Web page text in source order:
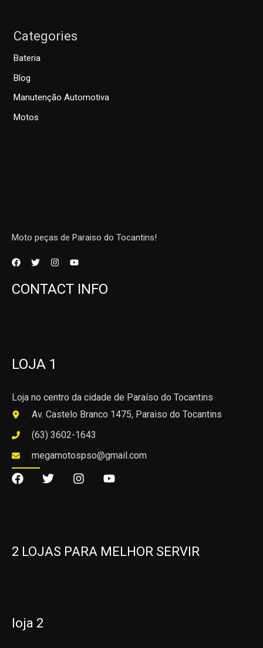
Categories
Bateria
Blog
Manutenção Automotiva
Motos
Moto peças de Paraiso do Tocantins!
CONTACT INFO
LOJA 1
Loja no centro da cidade de Paraíso do Tocantins
Av. Castelo Branco 1475, Paraiso do Tocantins
(63) 3602-1643
megamotospso@gmail.com
2 LOJAS PARA MELHOR SERVIR
loja 2